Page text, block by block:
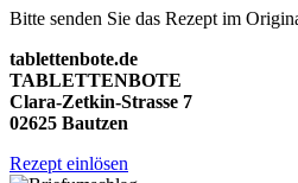
Bitte senden Sie das Rezept im
tablettenbote.de
TABLETTENBOTE
Clara-Zetkin-Strasse 7
02625 Bautzen
Rezept einlösen